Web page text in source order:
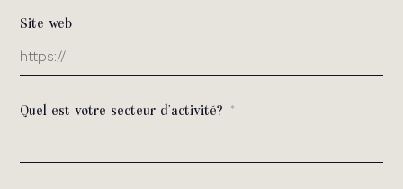
Site web
Quel est votre secteur d'activité?